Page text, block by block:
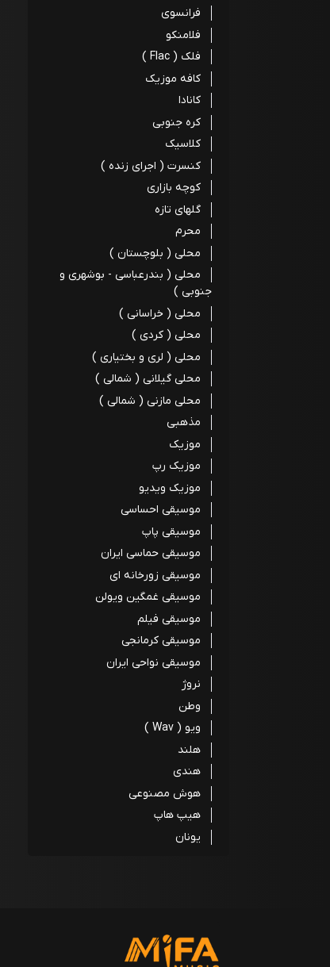
فرانسوی
فلامنکو
فلک ( Flac )
کافه موزیک
کانادا
کره جنوبی
کلاسیک
کنسرت ( اجرای زنده )
کوچه بازاری
گلهای تازه
محرم
محلی ( بلوچستان )
محلی ( بندرعباسی - بوشهری و
جنوبی )
محلی ( خراسانی )
محلی ( کردی )
محلی ( لری و بختیاری )
محلی گیلانی ( شمالی )
محلی مازنی ( شمالی )
مذهبی
موزیک
موزیک رپ
موزیک ویدیو
موسیقی احساسی
موسیقی پاپ
موسیقی حماسی ایران
موسیقی زورخانه ای
موسیقی غمگین ویولن
موسیقی فیلم
موسیقی کرمانجی
موسیقی نواحی ایران
نروژ
وطن
ویو ( Wav )
هلند
هندی
هوش مصنوعی
هیپ هاپ
یونان